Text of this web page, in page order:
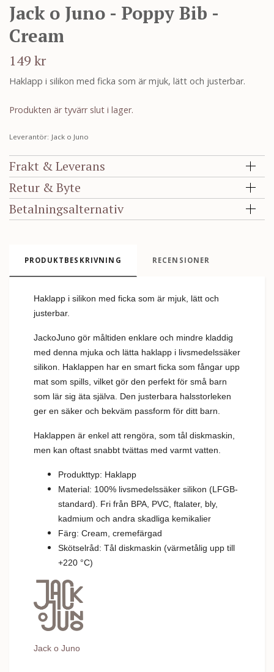
Jack o Juno - Poppy Bib -
Cream
149 kr
Haklapp i silikon med ficka som är mjuk, lätt och justerbar.
Produkten är tyvärr slut i lager.
Leverantör: Jack o Juno
Frakt & Leverans
Retur & Byte
Betalningsalternativ
PRODUKTBESKRIVNING RECENSIONER
Haklapp i silikon med ficka som är mjuk, lätt och
justerbar.
JackoJuno gör måltiden enklare och mindre kladdig
med denna mjuka och lätta haklapp i livsmedelssäker
silikon. Haklappen har en smart ficka som fångar upp
mat som spills, vilket gör den perfekt för små barn
som lär sig äta själva. Den justerbara halsstorleken
ger en säker och bekväm passform för ditt barn.
Haklappen är enkel att rengöra, som tål diskmaskin,
men kan oftast snabbt tvättas med varmt vatten.
Produkttyp: Haklapp
Material: 100% livsmedelssäker silikon (LFGB-
standard). Fri från BPA, PVC, ftalater, bly,
kadmium och andra skadliga kemikalier
Färg: Cream, cremefärgad
Skötselråd: Tål diskmaskin (värmetålig upp till
+220 °C)
Jack o Juno